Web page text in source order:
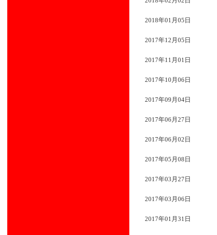
2018年01月05日
2017年12月05日
2017年11月01日
2017年10月06日
2017年09月04日
2017年06月27日
2017年06月02日
2017年05月08日
2017年03月27日
2017年03月06日
2017年01月31日